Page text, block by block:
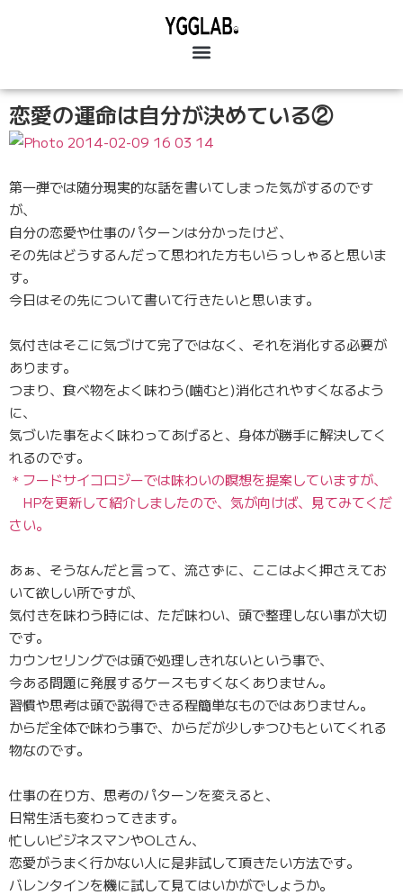
恋愛の運命は自分が決めている②
第一弾では随分現実的な話を書いてしまった気がするのです
が、
自分の恋愛や仕事のパターンは分かったけど、
その先はどうするんだって思われた方もいらっしゃると思いま
す。
今日はその先について書いて行きたいと思います。
気付きはそこに気づけて完了ではなく、それを消化する必要が
あります。
つまり、食べ物をよく味わう(噛むと)消化されやすくなるよう
に、
気づいた事をよく味わってあげると、身体が勝手に解決してく
れるのです。
＊フードサイコロジーでは味わいの瞑想を提案していますが、
HPを更新して紹介しましたので、気が向けば、見てみてくだ
さい。
あぁ、そうなんだと言って、流さずに、ここはよく押さえてお
いて欲しい所ですが、
気付きを味わう時には、ただ味わい、頭で整理しない事が大切
です。
カウンセリングでは頭で処理しきれないという事で、
今ある問題に発展するケースもすくなくありません。
習慣や思考は頭で説得できる程簡単なものではありません。
からだ全体で味わう事で、からだが少しずつひもといてくれる
物なのです。
仕事の在り方、思考のパターンを変えると、
日常生活も変わってきます。
忙しいビジネスマンやOLさん、
恋愛がうまく行かない人に是非試して頂きたい方法です。
バレンタインを機に試して見てはいかがでしょうか。